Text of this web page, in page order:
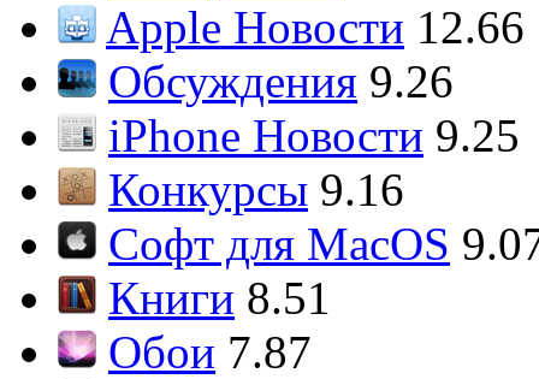
Apple Новости 12.66
Обсуждения 9.26
iPhone Новости 9.25
Конкурсы 9.16
Софт для MacOS
Книги 8.51
Обои 7.87